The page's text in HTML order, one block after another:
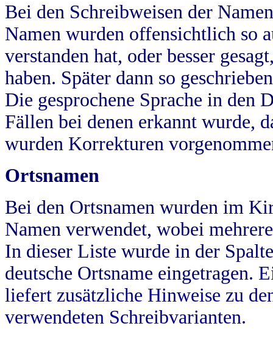
Bei den Schreibweisen der
Namen wurden offensichtlich so
verstanden hat, oder besser
haben. Später dann so
Die gesprochene Sprache in
Fällen bei denen erkannt wurde,
wurden Korrekturen
Ortsnamen
Bei den Ortsnamen wurden im
Namen verwendet, wobei
In dieser Liste wurde in der
deutsche Ortsname eingetragen.
liefert zusätzliche Hinweise zu
verwendeten Schreibvarianten.